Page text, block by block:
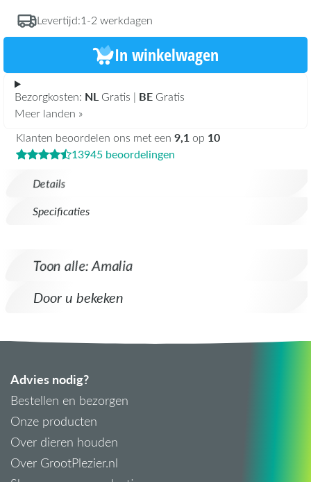
Details
Specificaties
Levertijd:1-2 werkdagen
In winkelwagen
Bezorgkosten: NL Gratis | BE Gratis
Meer landen »
Klanten beoordelen ons met een 9,1 op 10
13945 beoordelingen
Toon alle: Amalia
Door u bekeken
Advies nodig?
Bestellen en bezorgen
Onze producten
Over dieren houden
Over GrootPlezier.nl